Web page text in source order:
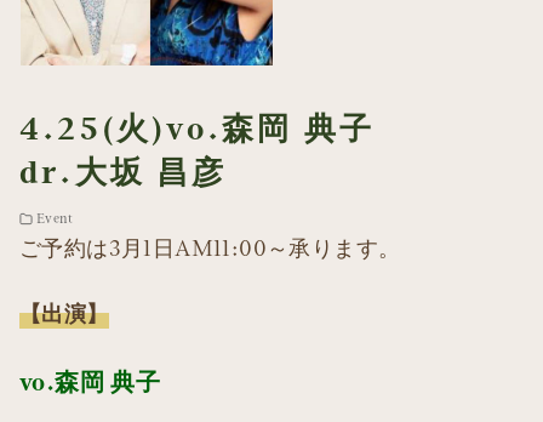
4.25(火)vo.森岡 典子
dr.大坂 昌彦
Event
ご予約は3月1日AM11:00～承ります。
【出演】
vo.森岡 典子